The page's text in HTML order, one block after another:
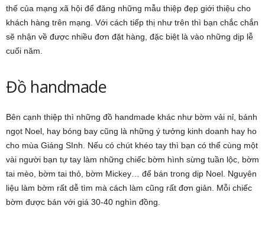
thế của mạng xã hội để đăng những mẫu thiệp đẹp giới thiệu cho
khách hàng trên mạng. Với cách tiếp thị như trên thì bạn chắc chắn
sẽ nhận về được nhiều đơn đặt hàng, đặc biệt là vào những dịp lễ
cuối năm.
Đồ handmade
Bên cạnh thiệp thì những đồ handmade khác như bờm vải nỉ, bánh
ngọt Noel, hay bóng bay cũng là những ý tưởng kinh doanh hay ho
cho mùa Giáng SInh. Nếu có chút khéo tay thì bạn có thể cùng một
vài người bạn tự tay làm những chiếc bờm hình sừng tuần lộc, bờm
tai mèo, bờm tai thỏ, bờm Mickey… để bán trong dịp Noel. Nguyên
liệu làm bờm rất dễ tìm mà cách làm cũng rất đơn giản. Mỗi chiếc
bờm được bán với giá 30-40 nghìn đồng.